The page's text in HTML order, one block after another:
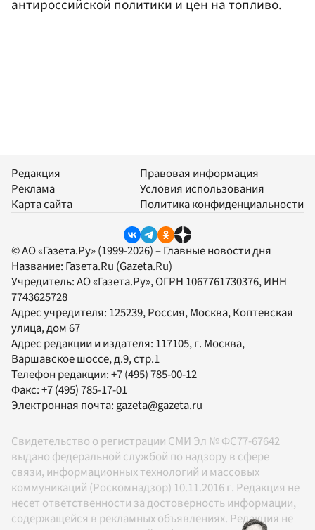
антироссийской политики и цен на топливо.
Редакция
Реклама
Карта сайта
Правовая информация
Условия использования
Политика конфиденциальности
© АО «Газета.Ру» (1999-2026) – Главные новости дня
Название: Газета.Ru (Gazeta.Ru)
Учредитель:АО «Газета.Ру», ОГРН 1067761730376, ИНН
7743625728
Адрес учредителя: 125239, Россия, Москва, Коптевская
улица, дом 67
Адрес редакции и издателя: 117105, г. Москва,
Варшавское шоссе, д.9, стр.1
Телефон редакции:+7 (495) 785-00-12
Факс:+7 (495) 785-17-01
Электронная почта:gazeta@gazeta.ru
Свидетельство о регистрации СМИ Эл № ФС77-67642
выдано федеральной службой по надзору в сфере
связи, информационных технологий и массовых
коммуникаций (Роскомнадзор) 10.11.2016 г. Редакция не
несет ответственности за достоверность информации,
содержащейся в рекламных объявлениях. Редакция не